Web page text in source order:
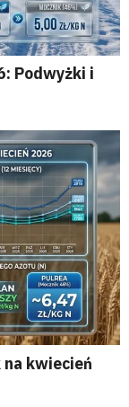
Podwyżki i
na kwiecień